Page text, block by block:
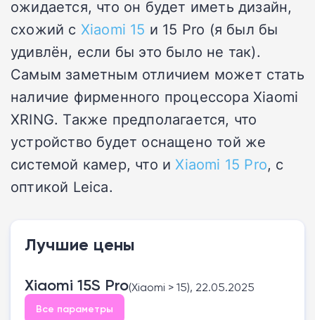
ожидается, что он будет иметь дизайн,
схожий с Xiaomi 15 и 15 Pro (я был бы
удивлён, если бы это было не так).
Самым заметным отличием может стать
наличие фирменного процессора Xiaomi
XRING. Также предполагается, что
устройство будет оснащено той же
системой камер, что иXiaomi 15 Pro, с
оптикой Leica.
Лучшие цены
Xiaomi 15S Pro(Xiaomi > 15), 22.05.2025
Все параметры